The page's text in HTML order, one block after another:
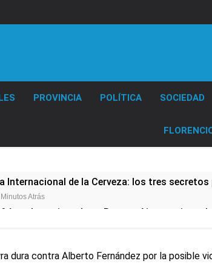
PROVINCIA POLÍTICA SOCIEDAD
Internacional de la Cerveza: los tres
Atrás
frío polar se instala en Buenos Aires: mejora
Atrás
dura contra Alberto Fernández por la posible